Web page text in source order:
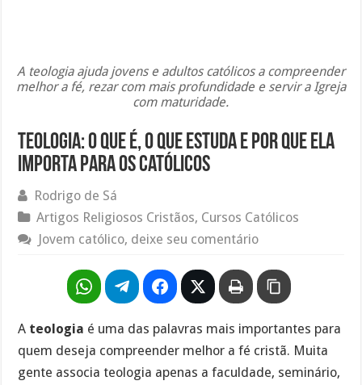
A teologia ajuda jovens e adultos católicos a compreender
melhor a fé, rezar com mais profundidade e servir a Igreja
com maturidade.
Teologia: o que é, o que estuda e por que ela
importa para os católicos
Rodrigo de Sá
Artigos Religiosos Cristãos, Cursos Católicos
Jovem católico, deixe seu comentário
A teologia é uma das palavras mais importantes para
quem deseja compreender melhor a fé cristã. Muita
gente associa teologia apenas a faculdade, seminário,